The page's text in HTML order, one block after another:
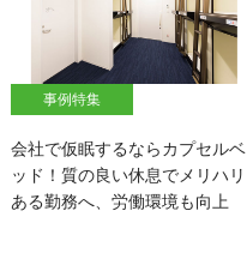
事例特集
会社で仮眠するならカプセルベ
ッド！質の良い休息でメリハリ
ある勤務へ、労働環境も向上